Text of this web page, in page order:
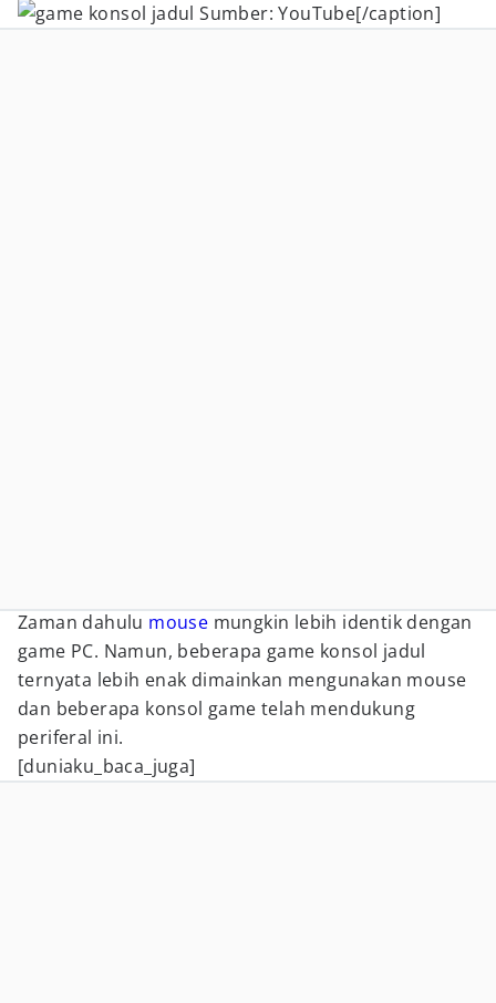
Sumber: YouTube[/caption]
Zaman dahulu mouse mungkin lebih identik dengan
game PC. Namun, beberapa game konsol jadul
ternyata lebih enak dimainkan mengunakan mouse
dan beberapa konsol game telah mendukung
periferal ini.
[duniaku_baca_juga]